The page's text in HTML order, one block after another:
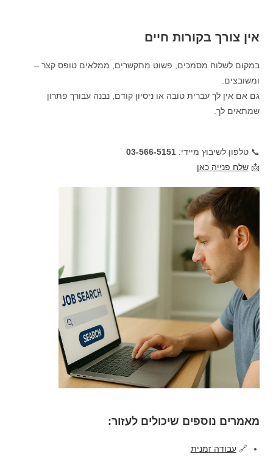
אין צורך בקורות חיים
במקום לשלוח מסמכים, פשוט מתקשרים, ממלאים טופס קצר –
ומשובצים.
גם אם אין לך עברית טובה או ניסיון קודם, נבנה עבורך פתרון
שמתאים לך.
📞 טלפון לשיבוץ מיידי:03-566-5151
📩שלח פנייה כאן
מאמרים נוספים שיכולים לעזור:
🔗עבודה זמנית